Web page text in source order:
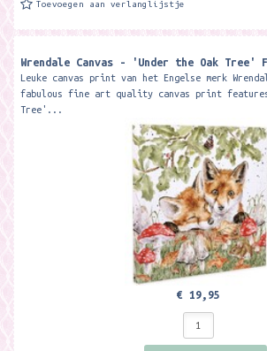
Toevoegen aan verlanglijstje
Wrendale Canvas - 'Under the Oak Tree'
Leuke canvas print van het Engelse merk
fabulous fine art quality canvas print
Tree'...
€ 19,95